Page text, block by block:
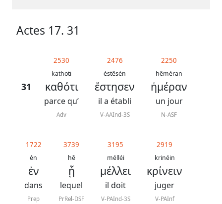
Actes 17. 31
31
2530
kathoti
καθότι
parce qu’
Adv
2476
éstêsén
ἔστησεν
il a établi
V-AAInd-3S
2250
hêméran
ἡμέραν
un jour
N-ASF
1722
én
ἐν
dans
Prep
3739
hê
ᾗ
lequel
PrRel-DSF
3195
mélléi
μέλλει
il doit
V-PAInd-3S
2919
krinéin
κρίνειν
juger
V-PAInf
Abréviations
grammaticales
chapitre
Lire ce